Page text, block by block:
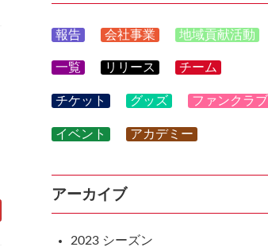
報告 会社事業 地域貢献活動
一覧 リリース チーム
チケット グッズ ファンクラブ
イベント アカデミー
アーカイブ
2023